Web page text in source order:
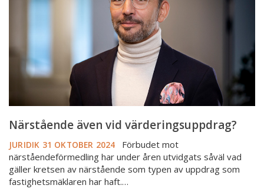
Närstående även vid värderingsuppdrag?
JURIDIK 31 OKTOBER 2024
Förbudet mot
närståendeförmedling har under åren utvidgats såväl vad
gäller kretsen av närstående som typen av uppdrag som
fastighetsmäklaren har haft.…